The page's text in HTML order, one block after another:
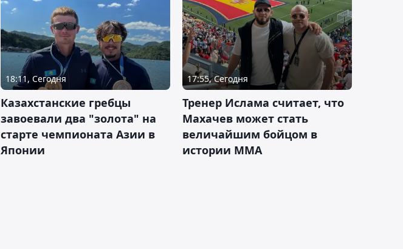
18:11, Сегодня
Казахстанские гребцы
завоевали два "золота" на
старте чемпионата Азии в
Японии
17:55, Сегодня
Тренер Ислама считает, что
Махачев может стать
величайшим бойцом в
истории ММА